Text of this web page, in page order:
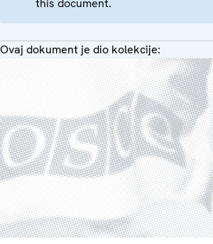
this document.
Ovaj dokument je dio kolekcije: